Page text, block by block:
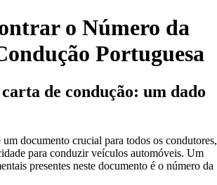
o Número da
Portuguesa
de condução: um dado
documento crucial para todos os condutores,
para conduzir veículos automóveis. Um
presentes neste documento é o número da